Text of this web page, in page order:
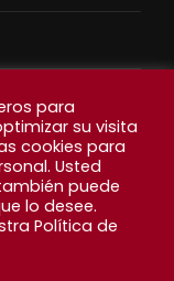
para
su visita
cookies para
Usted
puede
lo desee.
Política de